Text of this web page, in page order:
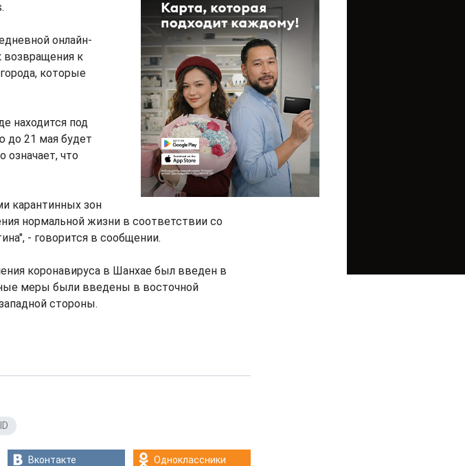
онлайн-
возвращения к
которые
находится под
до 21 мая будет
означает, что
карантинных зон
нормальной жизни в соответствии со
- говорится в сообщении.
коронавируса в Шанхае был введен в
меры были введены в восточной
стороны.
Вконтакте Одноклассники